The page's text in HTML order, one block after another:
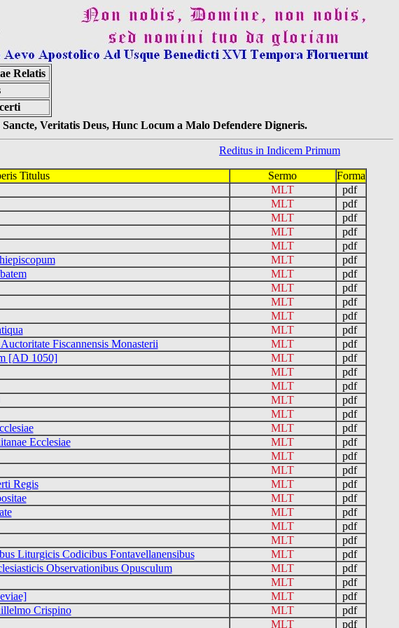
Relatis
Veritatis Deus, Hunc Locum a Malo Defendere Digneris.
Reditus in Indicem Primum
Titulus Sermo
Forma
MLT
pdf
MLT
pdf
MLT
pdf
MLT
pdf
MLT
pdf
MLT
pdf
MLT
pdf
MLT
pdf
MLT
pdf
MLT
pdf
MLT
pdf
Fiscannensis Monasterii MLT
pdf
[AD 1050] MLT
pdf
MLT
pdf
MLT
pdf
MLT
pdf
MLT
pdf
MLT
pdf
Ecclesiae MLT
pdf
MLT
pdf
MLT
pdf
Regis MLT
pdf
MLT
pdf
MLT
pdf
MLT
pdf
MLT
pdf
Liturgicis Codicibus Fontavellanensibus MLT
pdf
Observationibus Opusculum MLT
pdf
MLT
pdf
MLT
pdf
Crispino MLT
pdf
MLT pdf